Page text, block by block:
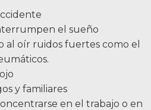
el sueño
al oír ruidos fuertes como el
y familiares
en el trabajo o en